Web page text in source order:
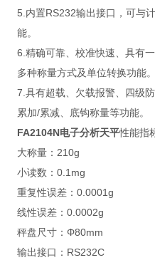
5.内置RS232输出接口，可与
能。
6.精确可靠、校准快速、具有
多种称量方式及单位转换功能。
7.具有超载、欠载报警、四级
累加/累减、底钩称量等功能。
FA2104N电子分析天平性能指
大称量：210g
小读数：0.1mg
重复性误差：0.0001g
线性误差：0.0002g
秤盘尺寸：Φ80mm
输出接口：RS232C